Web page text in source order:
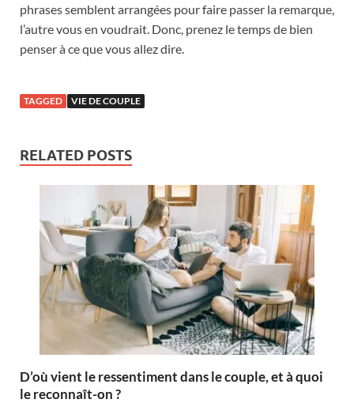
phrases semblent arrangées pour faire passer la remarque,
l’autre vous en voudrait. Donc, prenez le temps de bien
penser à ce que vous allez dire.
TAGGED VIE DE COUPLE
RELATED POSTS
D’où vient le ressentiment dans le couple, et à quoi
le reconnaît-on ?